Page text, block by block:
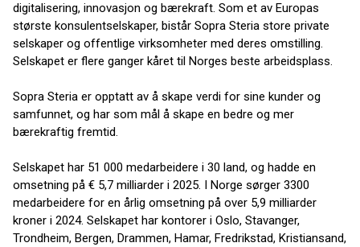
digitalisering, innovasjon og bærekraft. Som et av Europas
største konsulentselskaper, bistår Sopra Steria store private
selskaper og offentlige virksomheter med deres omstilling.
Selskapet er flere ganger kåret til Norges beste arbeidsplass.
Sopra Steria er opptatt av å skape verdi for sine kunder og
samfunnet, og har som mål å skape en bedre og mer
bærekraftig fremtid.
Selskapet har 51 000 medarbeidere i 30 land, og hadde en
omsetning på € 5,7 milliarder i 2025. I Norge sørger 3300
medarbeidere for en årlig omsetning på over 5,9 milliarder
kroner i 2024. Selskapet har kontorer i Oslo, Stavanger,
Trondheim, Bergen, Drammen, Hamar, Fredrikstad, Kristiansand,